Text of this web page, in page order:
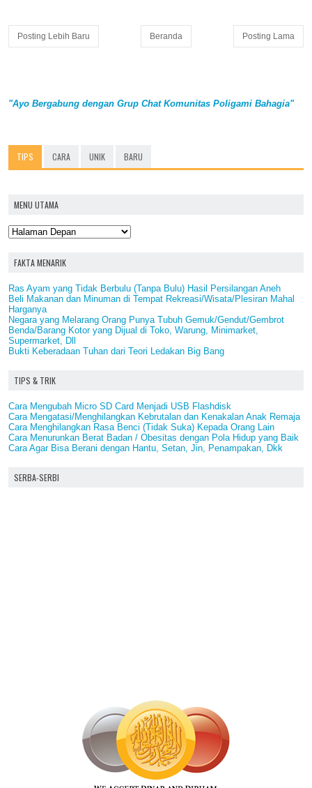
Posting Lebih Baru Posting Lama
Beranda
"Ayo Bergabung dengan Grup Chat Komunitas Poligami Bahagia"
TIPS CARA UNIK BARU
MENU UTAMA
FAKTA MENARIK
Ras Ayam yang Tidak Berbulu (Tanpa Bulu) Hasil Persilangan Aneh
Beli Makanan dan Minuman di Tempat Rekreasi/Wisata/Plesiran Mahal
Harganya
Negara yang Melarang Orang Punya Tubuh Gemuk/Gendut/Gembrot
Benda/Barang Kotor yang Dijual di Toko, Warung, Minimarket,
Supermarket, Dll
Bukti Keberadaan Tuhan dari Teori Ledakan Big Bang
TIPS & TRIK
Cara Mengubah Micro SD Card Menjadi USB Flashdisk
Cara Mengatasi/Menghilangkan Kebrutalan dan Kenakalan Anak Remaja
Cara Menghilangkan Rasa Benci (Tidak Suka) Kepada Orang Lain
Cara Menurunkan Berat Badan / Obesitas dengan Pola Hidup yang Baik
Cara Agar Bisa Berani dengan Hantu, Setan, Jin, Penampakan, Dkk
SERBA-SERBI